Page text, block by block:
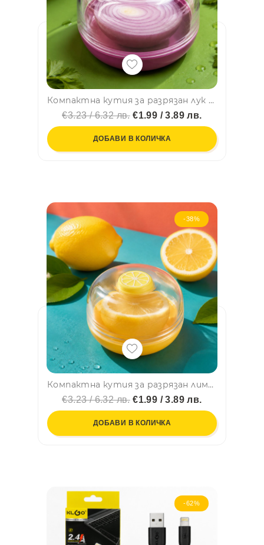
Компактна кутия за разрязан лук – запазва го свеж и ограничава миризмата в хладилника
€3.23 / 6.32 лв.€1.99 / 3.89 лв.
ДОБАВИ В КОЛИЧКА
-38%
Компактна кутия за разрязан лимон – запазва го свеж, сочен и без миризми в хладилника! С прозрачен капак
€3.23 / 6.32 лв.€1.99 / 3.89 лв.
ДОБАВИ В КОЛИЧКА
-62%